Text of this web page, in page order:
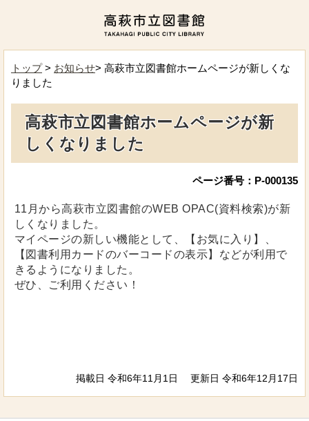
トップ> お知らせ> 高萩市立図書館ホームページが新しくな
りました
高萩市立図書館ホームページが新
しくなりました
ページ番号：P-000135
11月から高萩市立図書館のWEB OPAC(資料検索)が新
しくなりました。
マイページの新しい機能として、【お気に入り】、
【図書利用カードのバーコードの表示】などが利用で
きるようになりました。
ぜひ、ご利用ください！
掲載日 令和6年11月1日 更新日 令和6年12月17日